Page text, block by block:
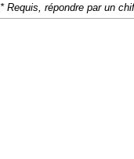
* Requis, répondre par un